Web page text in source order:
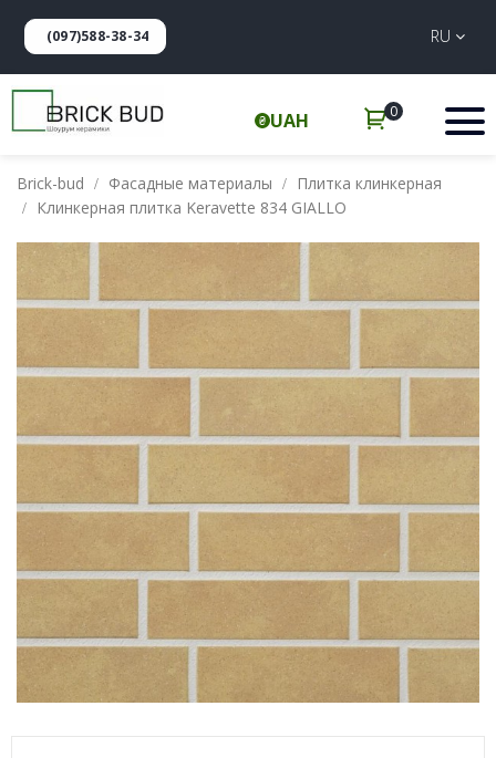
(097)588-38-34 RU
UAH 0
Brick-bud Фасадные материалы
Плитка клинкерная
Клинкерная плитка Keravette 834 GIALLO